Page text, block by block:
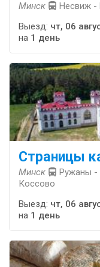
Минск Несвиж -
Выезд: чт, 06
на 1 день
Страницы
Минск
Ружаны -
Коссово
Выезд: чт, 06
на 1 день